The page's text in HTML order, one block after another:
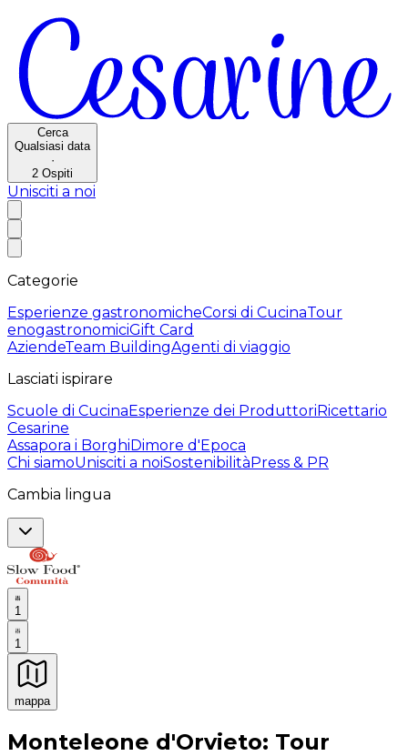
Cerca
Qualsiasi data
·
2 Ospiti
Unisciti a noi
Categorie
Esperienze gastronomicheCorsi di CucinaTour
enogastronomiciGift Card
AziendeTeam BuildingAgenti di viaggio
Lasciati ispirare
Scuole di CucinaEsperienze dei ProduttoriRicettario
Cesarine
Assapora i BorghiDimore d'Epoca
Chi siamoUnisciti a noiSostenibilitàPress & PR
Cambia lingua
1
1
mappa
Esperienze culinarie indimenticabili: Esperienze
Monteleone d'Orvieto: Tour